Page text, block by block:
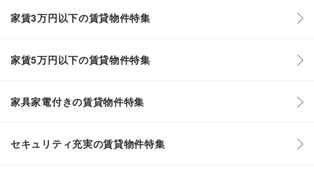
家賃3万円以下の賃貸物件特集
家賃5万円以下の賃貸物件特集
家具家電付きの賃貸物件特集
セキュリティ充実の賃貸物件特集